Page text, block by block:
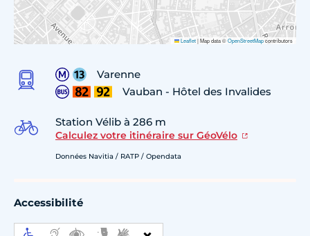
Leaflet|Map data ©OpenStreetMapcontributors
Varenne
Vauban - Hôtel des Invalides
Station Vélib à 286 m
Calculez votre itinéraire sur GéoVélo
Données Navitia / RATP / Opendata
Accessibilité